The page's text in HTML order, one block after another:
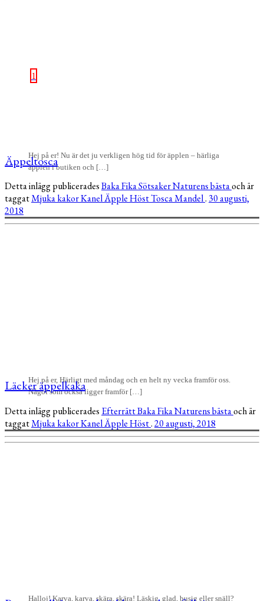
1
Hej på er! Nu är det ju verkligen hög tid för äpplen – härliga
äpplen i butiken och […]
Äppeltosca
Detta inlägg publiceradesBakaFikaSötsakerNaturens bästaoch är
taggatMjuka kakorKanelÄppleHöstToscaMandel. 30 augusti,
2018
Hej på er, Härligt med måndag och en helt ny vecka framför oss.
Något som också ligger framför […]
Läcker äppelkaka
Detta inlägg publicerades EfterrättBakaFikaNaturens bästaoch är
taggatMjuka kakorKanelÄppleHöst.20 augusti, 2018
Halloj! Karva, karva, skära, skära! Läskig, glad, busig eller snäll?